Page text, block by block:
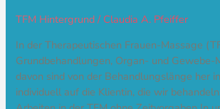
TFM Hintergrund / Claudia A. Pfeiffer
In der Therapeutischen Frauen-Massage
Grundbehandlungen, Organ- und Gewebe-
davon sind von der Behandlungslänge her
individuell auf die Klientin, die wir